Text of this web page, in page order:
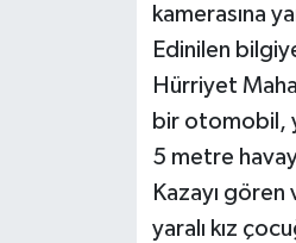
kamerasına
Edinilen
Hürriyet
bir otomobil,
5 metre
Kazayı
yaralı kız
Yaşam-Çevre